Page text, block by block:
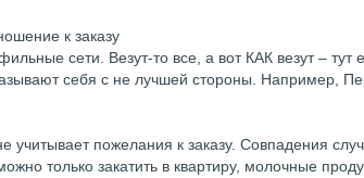
к заказу
сети. Везут-то все, а вот КАК везут – тут
себя с не лучшей стороны. Например,
пожелания к заказу. Совпадения
только закатить в квартиру, молочные